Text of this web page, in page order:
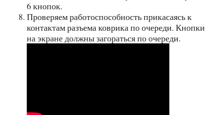
6 кнопок.
Проверяем работоспособность прикасаясь к
контактам разъема коврика по очереди. Кнопки
на экране должны загораться по очереди.